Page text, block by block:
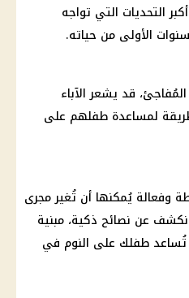
التحديات التي تواجه
الأولى من حياته.
قد يشعر الآباء
طريقة لمساعدة طفلهم على
وفعالة يُمكنها أن تُغير مجرى
نكشف عن نصائح ذكية، مبنية
تُساعد طفلك على النوم في